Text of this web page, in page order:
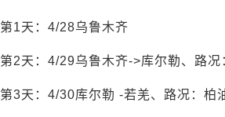
第1天：4/28乌鲁木齐
第2天：4/29乌鲁木齐->库尔勒、路况
第3天：4/30库尔勒 -若羌、路况：柏